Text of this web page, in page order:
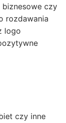
biznesowe czy
rozdawania
logo
czy inne